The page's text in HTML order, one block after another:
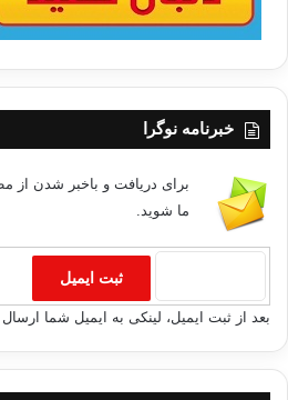
خبرنامه نوگرا
برای دریافت و باخبر شدن از
ما شوید.
بعد از ثبت ایمیل، لینکی به ایمیل شما ارسال